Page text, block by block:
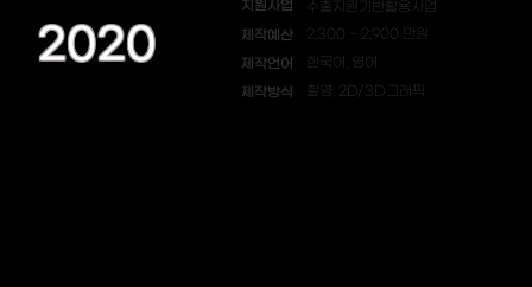
2020
지원사업 수출지원기반활용사업
제작예산 2,300 ~ 2,900 만원
제작언어 한국어, 영어
제작방식 촬영, 2D/3D그래픽